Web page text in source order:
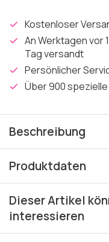
Kostenloser
An Werktagen vor
Tag versandt
Persönlicher
Über 900
Beschreibung
Produktdaten
Dieser Artikel
interessieren